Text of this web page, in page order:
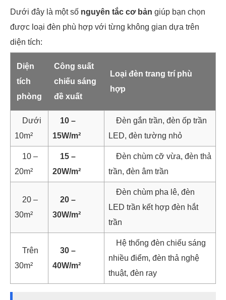
Dưới đây là một số nguyên tắc cơ bản giúp bạn chọn
được loại đèn phù hợp với từng không gian dựa trên
diện tích:
Diện
tích
phòng
Công suất
chiếu sáng
đề xuất
Loại đèn trang trí phù
hợp
Dưới
10m²
10 –
15W/m²
Đèn gắn trần, đèn ốp trần
LED, đèn tường nhỏ
10 –
20m²
15 –
20W/m²
Đèn chùm cỡ vừa, đèn thả
trần, đèn âm trần
20 –
30m²
20 –
30W/m²
Đèn chùm pha lê, đèn
LED trần kết hợp đèn hắt
trần
Trên
30m²
30 –
40W/m²
Hệ thống đèn chiếu sáng
nhiều điểm, đèn thả nghệ
thuật, đèn ray